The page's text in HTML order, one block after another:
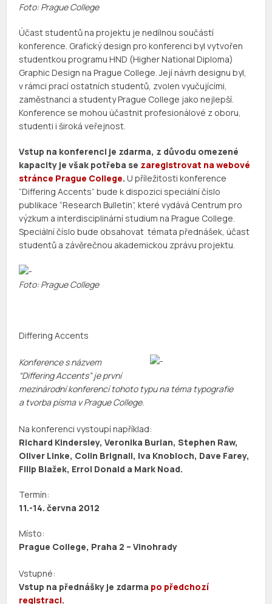
Foto: Prague College
Účast studentů na projektu je nedílnou součástí
konference. Grafický design pro konferenci byl vytvořen
studentkou programu HND (Higher National Diploma)
Graphic Design na Prague College. Její návrh designu byl,
v rámci prací ostatních studentů, zvolen vyučujícími,
zaměstnanci a studenty Prague College jako nejlepší.
Konference se mohou účastnit profesionálové z oboru,
studenti i široká veřejnost.
Vstup na konferenci je zdarma, z důvodu omezené
kapacity je však potřeba se zaregistrovat na webové
stránce Prague College. U příležitosti konference
“Differing Accents” bude k dispozici speciální číslo
publikace “Research Bulletin”, které vydává Centrum pro
výzkum a interdisciplinární studium na Prague College.
Speciální číslo bude obsahovat témata přednášek, účast
studentů a závěrečnou akademickou zprávu projektu.
Foto: Prague College
Differing Accents
Konference s názvem
“Differing Accents” je první
mezinárodní konferencí tohoto typu na téma typografie
a tvorba písma v Prague College.
Na konferenci vystoupí například:
Richard Kindersley, Veronika Burian, Stephen Raw,
Oliver Linke, Colin Brignall, Iva Knobloch, Dave Farey,
Filip Blažek, Errol Donald a Mark Noad.
Termín:
11.-14. června 2012
Místo:
Prague College, Praha 2 – Vinohrady
Vstupné:
Vstup na přednášky je zdarma po předchozí
registraci.